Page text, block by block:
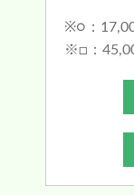
※○：
※□：